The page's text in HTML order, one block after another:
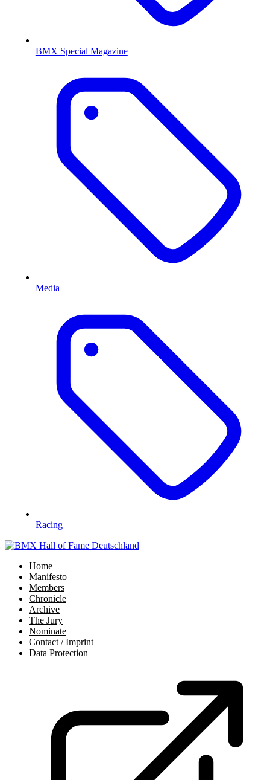
BMX Special Magazine
Media
Racing
Home
Manifesto
Members
Chronicle
Archive
The Jury
Nominate
Contact / Imprint
Data Protection